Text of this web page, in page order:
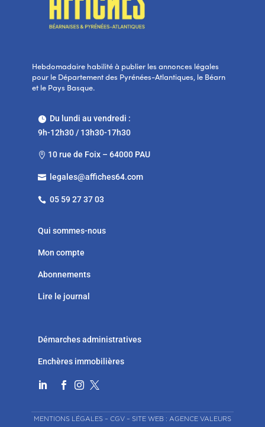
Hebdomadaire habilité à publier les annonces légales
pour le Département des Pyrénées-Atlantiques, le Béarn
et le Pays Basque.
Du lundi au vendredi :
9h-12h30 / 13h30-17h30
 10 rue de Foix – 64000 PAU
 legales@affiches64.com
 05 59 27 37 03
Qui sommes-nous
Mon compte
Abonnements
Lire le journal
Démarches administratives
Enchères immobilières
   
MENTIONS LÉGALES– CGV– SITE WEB : AGENCE VALEURS